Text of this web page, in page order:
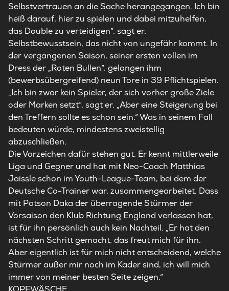
Selbstvertrauen an die Sache herangegangen. Ich bin
heiß darauf, hier zu spielen und dabei mitzuhelfen,
das Double zu verteidigen“, sagt er.
Selbstbewusstsein, das nicht von ungefähr kommt. In
der vergangenen Saison, seiner ersten vollen im
Dress der „Roten Bullen“, gelangen ihm
(bewerbsübergreifend) neun Tore in 39 Pflichtspielen.
„Ich bin zwar kein Spieler, der sich vorher große Ziele
oder Marken setzt“, sagt er. „Aber eine Steigerung bei
den Treffern sollte es schon sein.“ Was in seinem Fall
bedeuten würde, mindestens zweistellig
abzuschließen.
Die Vorzeichen dafür stehen gut. Er kennt mittlerweile
Liga und Gegner und hat mit Neo-Coach Matthias
Jaissle schon im Youth-League-Team, bei dem der
Deutsche Co-Trainer war, zusammengearbeitet. Dass
mit Patson Daka der überragende Stürmer der
Vorsaison den Klub Richtung England verlassen hat,
ist für ihn persönlich auch kein Nachteil. „Er hat den
nächsten Schritt gemacht, das freut mich für ihn.
Aber eigentlich ist für mich nicht entscheidend, welche
Stürmer außer mir noch im Kader sind, ich will mich
immer von meiner besten Seite zeigen.“